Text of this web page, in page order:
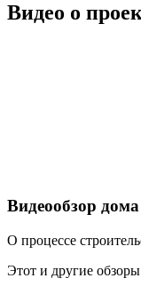
Видео о
Видеообзор дома
О процессе
Этот и другие